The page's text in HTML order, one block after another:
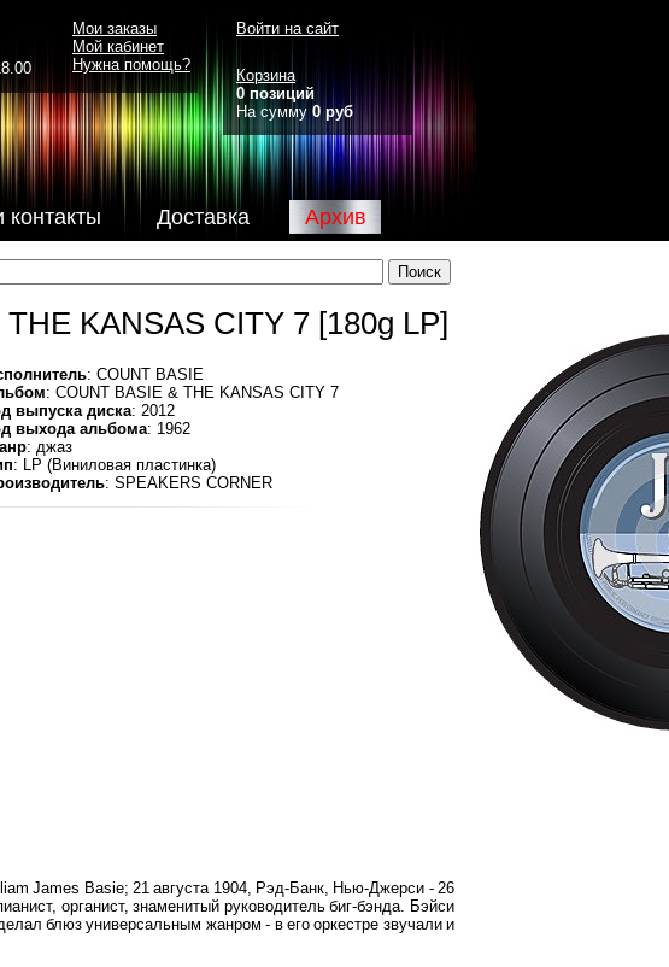
Доставка Архив
Мои заказы
Мой кабинет
Нужна помощь?
Войти на сайт
Корзина
0 позиций
На сумму 0 руб
KANSAS CITY 7 [180g LP]
: COUNT BASIE
: COUNT BASIE & THE KANSAS CITY 7
выпуска диска: 2012
выхода альбома: 1962
: джаз
: LP (Виниловая пластинка)
: SPEAKERS CORNER
James Basie; 21 августа 1904, Рэд-Банк, Нью-Джерси - 26
органист, знаменитый руководитель биг-бэнда. Бэйси
блюз универсальным жанром - в его оркестре звучали и